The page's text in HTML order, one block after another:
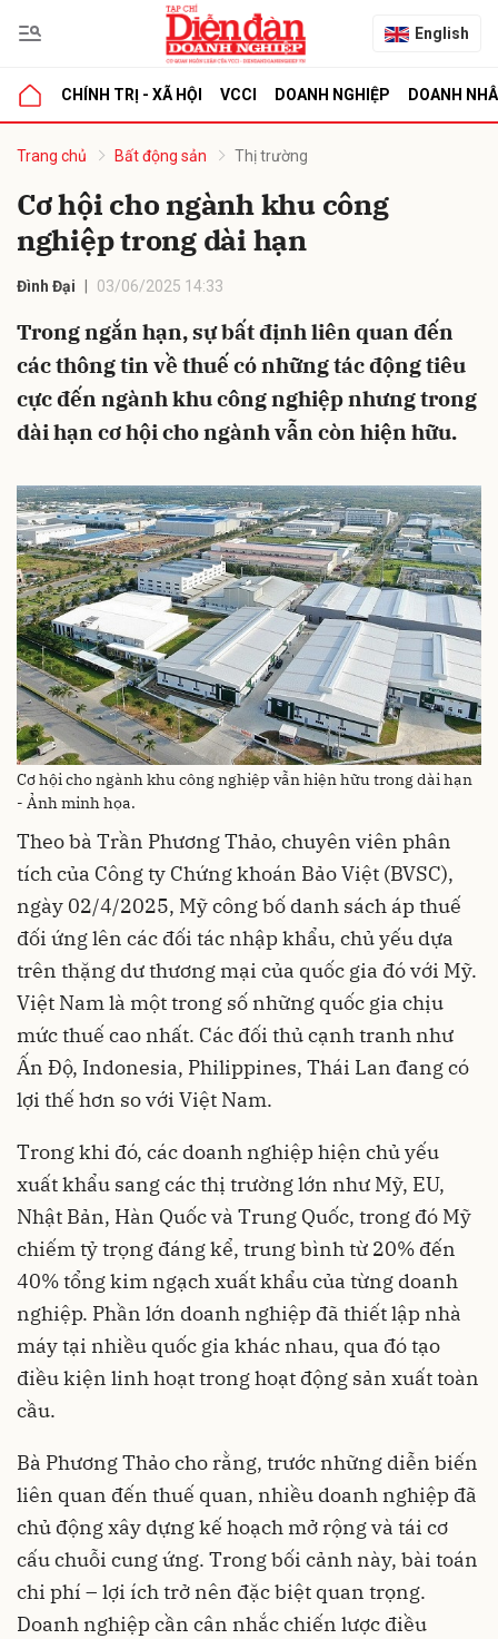
English
CHÍNH TRỊ - XÃ HỘI VCCI DOANH NGHIỆP DOANH
Trang chủ Bất động sản Thị trường
Cơ hội cho ngành khu công
nghiệp trong dài hạn
Đình Đại 03/06/2025 14:33
Trong ngắn hạn, sự bất định liên quan đến
các thông tin về thuế có những tác động tiêu
cực đến ngành khu công nghiệp nhưng trong
dài hạn cơ hội cho ngành vẫn còn hiện hữu.
Cơ hội cho ngành khu công nghiệp vẫn hiện hữu trong dài hạn
- Ảnh minh họa.
Theo bà Trần Phương Thảo, chuyên viên phân
tích của Công ty Chứng khoán Bảo Việt (BVSC),
ngày 02/4/2025, Mỹ công bố danh sách áp thuế
đối ứng lên các đối tác nhập khẩu, chủ yếu dựa
trên thặng dư thương mại của quốc gia đó với Mỹ.
Việt Nam là một trong số những quốc gia chịu
mức thuế cao nhất. Các đối thủ cạnh tranh như
Ấn Độ, Indonesia, Philippines, Thái Lan đang có
lợi thế hơn so với Việt Nam.
Trong khi đó, các doanh nghiệp hiện chủ yếu
xuất khẩu sang các thị trường lớn như Mỹ, EU,
Nhật Bản, Hàn Quốc và Trung Quốc, trong đó Mỹ
chiếm tỷ trọng đáng kể, trung bình từ 20% đến
40% tổng kim ngạch xuất khẩu của từng doanh
nghiệp. Phần lớn doanh nghiệp đã thiết lập nhà
máy tại nhiều quốc gia khác nhau, qua đó tạo
điều kiện linh hoạt trong hoạt động sản xuất toàn
cầu.
Bà Phương Thảo cho rằng, trước những diễn biến
liên quan đến thuế quan, nhiều doanh nghiệp đã
chủ động xây dựng kế hoạch mở rộng và tái cơ
cấu chuỗi cung ứng. Trong bối cảnh này, bài toán
chi phí – lợi ích trở nên đặc biệt quan trọng.
Doanh nghiệp cần cân nhắc chiến lược điều
luận
Hủy